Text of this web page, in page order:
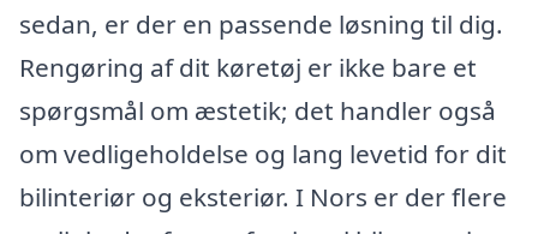
sedan, er der en passende løsning til dig.
Rengøring af dit køretøj er ikke bare et
spørgsmål om æstetik; det handler også
om vedligeholdelse og lang levetid for dit
bilinteriør og eksteriør. I Nors er der flere